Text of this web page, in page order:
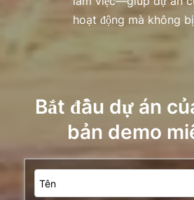
hoạt động mà không
Bắt đầu dự án
bản demo